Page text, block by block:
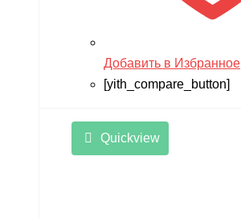
Добавить в Избранное
[yith_compare_button]
Quickview